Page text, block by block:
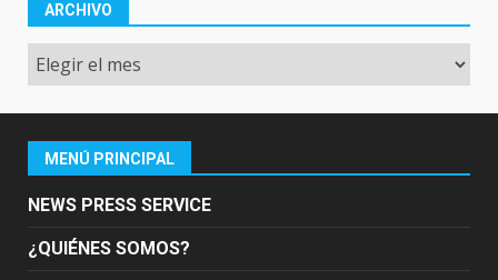
ARCHIVO
Archivo
MENÚ PRINCIPAL
NEWS PRESS SERVICE
¿QUIÉNES SOMOS?